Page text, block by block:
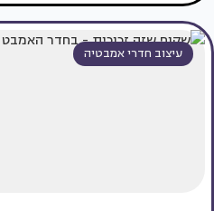
עיצוב חדרי אמבטיה